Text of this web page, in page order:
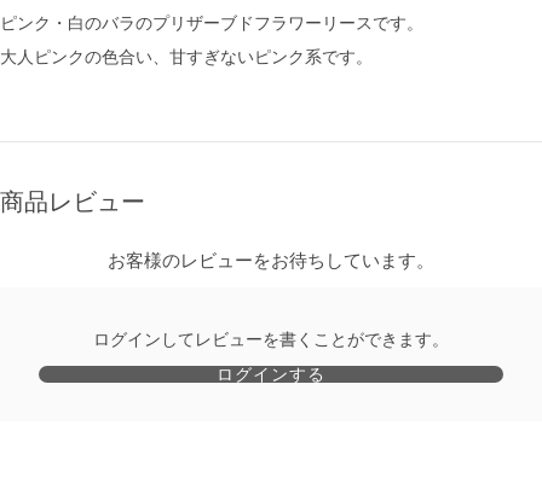
ピンク・白のバラのプリザーブドフラワーリースです。
大人ピンクの色合い、甘すぎないピンク系です。
商品レビュー
お客様のレビューをお待ちしています。
ログインしてレビューを書くことができます。
ログインする